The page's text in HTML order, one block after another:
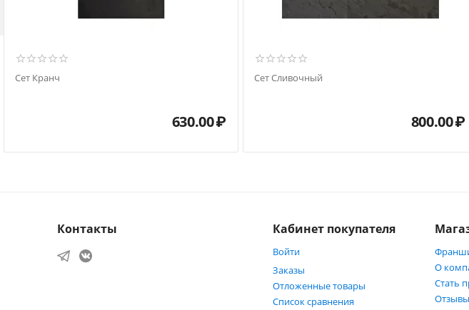
Сет Кранч
630.00₽
Сет Сливочный
800.00₽
Контакты Кабинет покупателя
Войти
Заказы
Отложенные товары
Список сравнения
О
Стать